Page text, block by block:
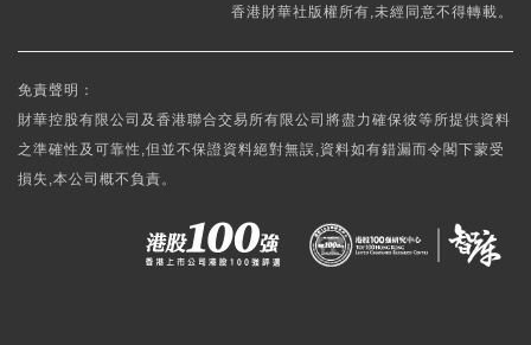
香港財華社版權所有,未經同意不得轉載。
免責聲明：
財華控股有限公司及香港聯合交易所有限公司將盡力確保彼等所提供資料
之準確性及可靠性,但並不保證資料絕對無誤,資料如有錯漏而令閣下蒙受
損失,本公司概不負責。